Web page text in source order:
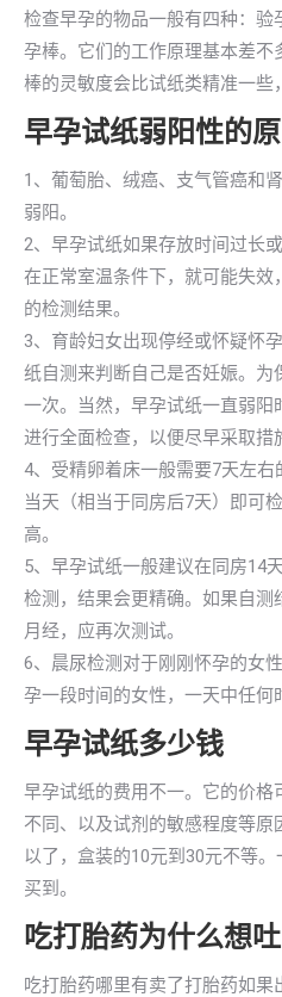
检查早孕的物品一般有四种：
孕棒。它们的工作原理基本差
棒的灵敏度会比试纸类精准一些
早孕试纸弱阳性的
1、葡萄胎、绒癌、支气管癌和
弱阳。
2、早孕试纸如果存放时间过长
在正常室温条件下，就可能失效
的检测结果。
3、育龄妇女出现停经或怀疑怀
纸自测来判断自己是否妊娠。为
一次。当然，早孕试纸一直弱
进行全面检查，以便尽早采取措
4、受精卵着床一般需要7天左
当天（相当于同房后7天）即可
高。
5、早孕试纸一般建议在同房14
检测，结果会更精确。如果自测
月经，应再次测试。
6、晨尿检测对于刚刚怀孕的女
孕一段时间的女性，一天中任何
早孕试纸多少钱
早孕试纸的费用不一。它的价格
不同、以及试剂的敏感程度等
以了，盒装的10元到30元不等
买到。
吃打胎药为什么想吐
吃打胎药哪里有卖了打胎药如